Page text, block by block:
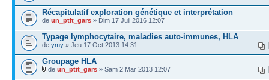
Récapitulatif exploration génétique et interprétation
de un_ptit_gars » Dim 17 Juil 2016 12:07
Typage lymphocytaire, maladies auto-immunes, HLA
de ymy » Jeu 17 Oct 2013 14:31
Groupage HLA
de un_ptit_gars » Sam 2 Mar 2013 12:07